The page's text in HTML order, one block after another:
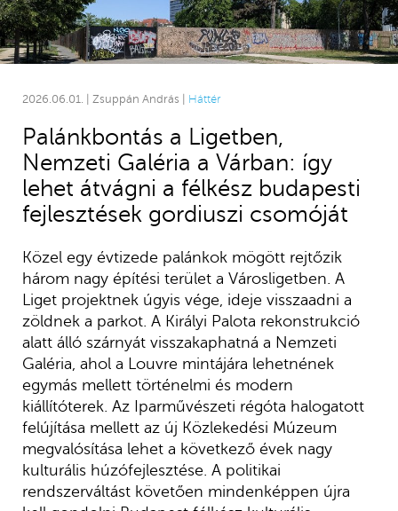
2026.06.01. | Zsuppán András | Háttér
Palánkbontás a Ligetben,
Nemzeti Galéria a Várban: így
lehet átvágni a félkész budapesti
fejlesztések gordiuszi csomóját
Közel egy évtizede palánkok mögött rejtőzik
három nagy építési terület a Városligetben. A
Liget projektnek úgyis vége, ideje visszaadni a
zöldnek a parkot. A Királyi Palota rekonstrukció
alatt álló szárnyát visszakaphatná a Nemzeti
Galéria, ahol a Louvre mintájára lehetnének
egymás mellett történelmi és modern
kiállítóterek. Az Iparművészeti régóta halogatott
felújítása mellett az új Közlekedési Múzeum
megvalósítása lehet a következő évek nagy
kulturális húzófejlesztése. A politikai
rendszerváltást követően mindenképpen újra